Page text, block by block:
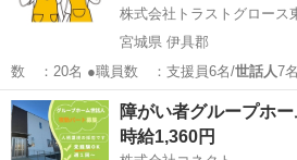
株式会社トラストグロース
宮城県 伊具郡
数 ：20名 ●職員数 ：支援員6名/世話人7
録：手書き…
宮城 伊具郡 その他
障がい者グループホ
時給1,360円